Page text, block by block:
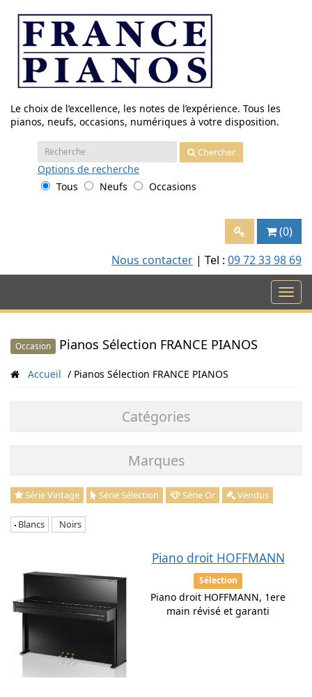
contenu
Le choix de l’excellence, les notes de l’expérience. Tous les
pianos, neufs, occasions, numériques à votre disposition.
Recherche
:
Chercher
Options de recherche
Tous
Neufs Occasions
(0)
Nous contacter | Tel : 09 72 33 98 69
Occasion Pianos Sélection FRANCE PIANOS
Accueil Pianos Sélection FRANCE PIANOS
Catégories
Marques
Série Vintage Série Sélection Série Or Vendus
Blancs Noirs
Piano droit HOFFMANN
Sélection
Piano droit HOFFMANN, 1ere
main révisé et garanti